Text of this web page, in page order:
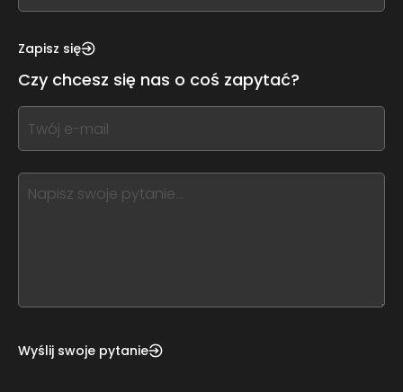
this,
this
form
field
blank
Zapisz się
Czy chcesz się nas o coś zapytać?
If
you
this,
leave
Wyślij swoje pytanie